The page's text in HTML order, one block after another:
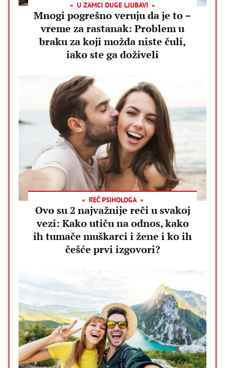
U ZAMCI DUGE LJUBAVI
Mnogi pogrešno veruju da je to –
vreme za rastanak: Problem u
braku za koji možda niste čuli,
iako ste ga doživeli
REČ PSIHOLOGA
Ovo su 2 najvažnije reči u svakoj
vezi: Kako utiču na odnos, kako
ih tumače muškarci i žene i ko ih
češće prvi izgovori?